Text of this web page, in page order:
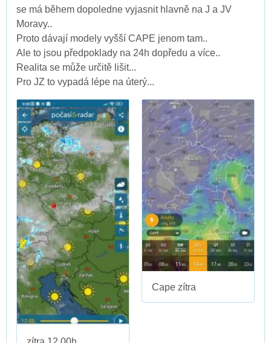
se má během dopoledne vyjasnit hlavně na J a JV
Moravy..
Proto dávají modely vyšší CAPE jenom tam..
Ale to jsou předpoklady na 24h dopředu a více..
Realita se může určitě lišit...
Pro JZ to vypadá lépe na úterý...
Cape zítra